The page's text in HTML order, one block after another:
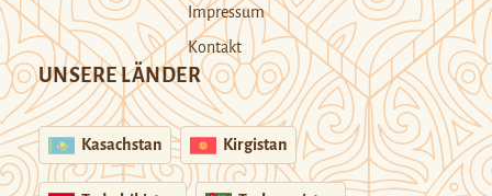
Impressum
Kontakt
UNSERE LÄNDER
Kasachstan Kirgistan